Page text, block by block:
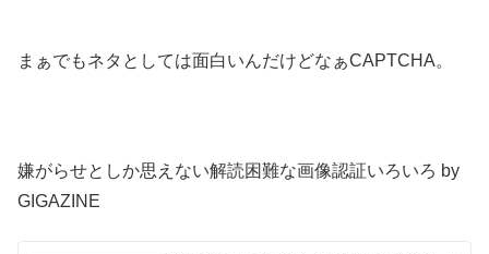
まぁでもネタとしては面白いんだけどなぁCAPTCHA。
嫌がらせとしか思えない解読困難な画像認証いろいろ by
GIGAZINE